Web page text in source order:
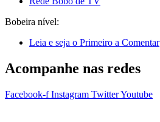
Bobeira nível:
Leia e seja o Primeiro a Comentar
Acompanhe nas redes
Facebook-f Instagram TwitterYoutube